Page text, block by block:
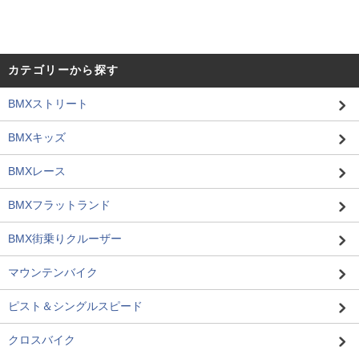
カテゴリーから探す
BMXストリート
BMXキッズ
BMXレース
BMXフラットランド
BMX街乗りクルーザー
マウンテンバイク
ピスト＆シングルスピード
クロスバイク